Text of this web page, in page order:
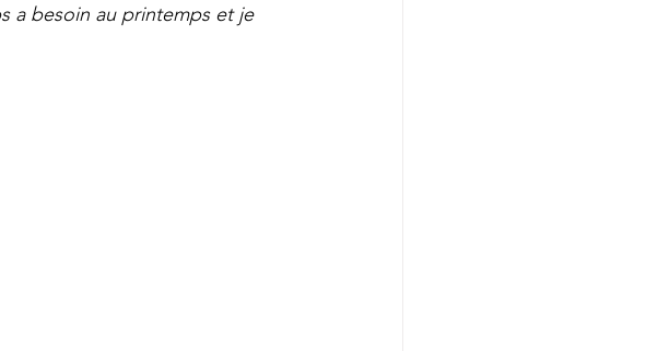
a besoin au printemps et je